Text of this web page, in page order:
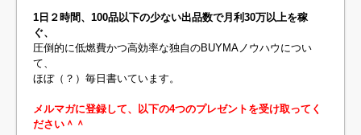
1日２時間、100品以下の少ない出品数で月利30万以上を稼
ぐ、
圧倒的に低燃費かつ高効率な独自のBUYMAノウハウについ
て、
ほぼ（？）毎日書いています。
メルマガに登録して、以下の4つのプレゼントを受け取ってく
ださい＾＾